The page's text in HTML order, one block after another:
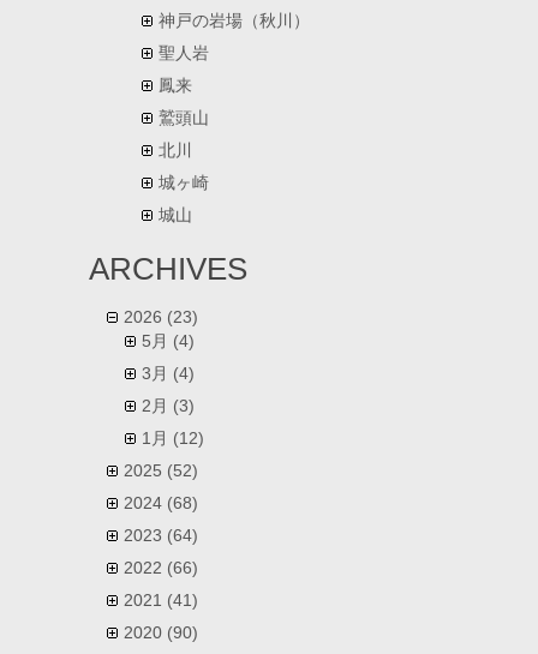
神戸の岩場（秋川）
聖人岩
鳳来
鷲頭山
北川
城ヶ崎
城山
ARCHIVES
2026 (23)
5月 (4)
3月 (4)
2月 (3)
1月 (12)
2025 (52)
2024 (68)
2023 (64)
2022 (66)
2021 (41)
2020 (90)